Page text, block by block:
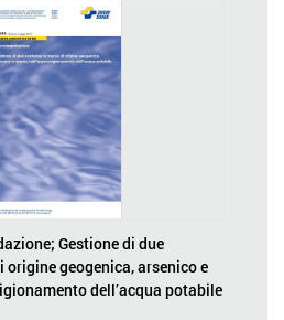
Gestione di due
origine geogenica, arsenico e
dell’acqua potabile